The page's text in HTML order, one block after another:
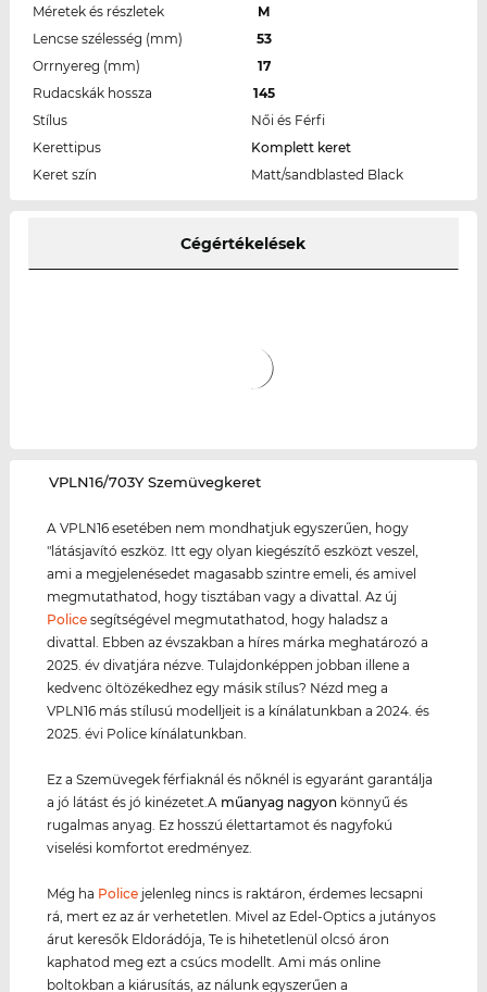
Méretek és részletek
M
Lencse szélesség (mm)
53
Orrnyereg (mm)
17
Rudacskák hossza
145
Stílus
Női és Férfi
Kerettipus
Komplett keret
Keret szín
Matt/sandblasted Black
Cégértékelések
‌VPLN16/703Y Szemüvegkeret
A VPLN16 esetében nem mondhatjuk egyszerűen, hogy
"látásjavító eszköz. Itt egy olyan kiegészítő eszközt veszel,
ami a megjelenésedet magasabb szintre emeli, és amivel
megmutathatod, hogy tisztában vagy a divattal. Az új
Police segítségével megmutathatod, hogy haladsz a
divattal. Ebben az évszakban a híres márka meghatározó a
2025. év divatjára nézve. Tulajdonképpen jobban illene a
kedvenc öltözékedhez egy másik stílus? Nézd meg a
VPLN16 más stílusú modelljeit is a kínálatunkban a 2024. és
2025. évi Police kínálatunkban.
Ez a Szemüvegek férfiaknál és nőknél is egyaránt garantálja
a jó látást és jó kinézetet.A műanyag nagyon könnyű és
rugalmas anyag. Ez hosszú élettartamot és nagyfokú
viselési komfortot eredményez.
Még ha Police jelenleg nincs is raktáron, érdemes lecsapni
rá, mert ez az ár verhetetlen. Mivel az Edel-Optics a jutányos
árut keresők Eldorádója, Te is hihetetlenül olcsó áron
kaphatod meg ezt a csúcs modellt. Ami más online
boltokban a kiárusítás, az nálunk egyszerűen a